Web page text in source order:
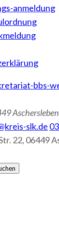
anmeldung
bbs-
Aschersleben
slk.de
22, 06449